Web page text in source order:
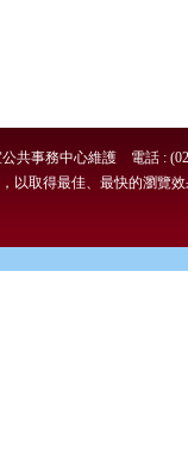
公共事務中心維護 電話 :
以取得最佳、最快的瀏覽